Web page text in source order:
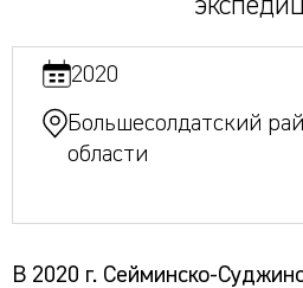
2020
Большесолдатский
области
В 2020 г. Сейминско-